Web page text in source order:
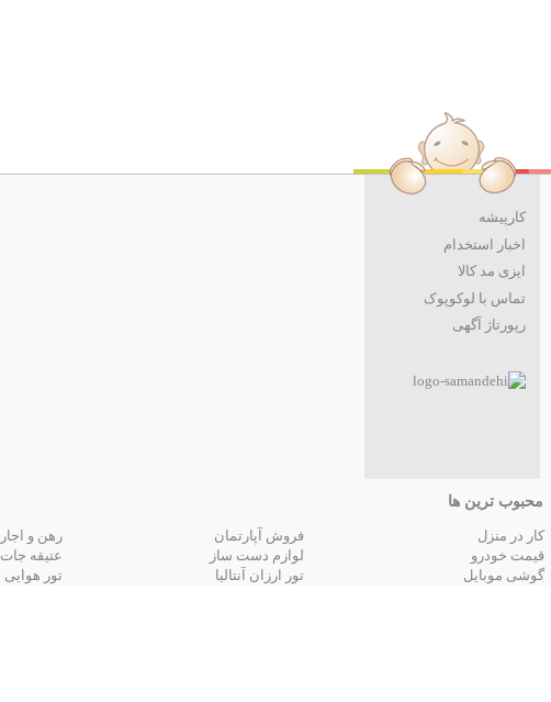
کارپیشه
اخبار استخدام
ایزی مد کالا
تماس با لوکوپوک
رپورتاژ آگهی
محبوب ترین ها
کار در منزل فروش آپارتمان
رهن و
قیمت خودرو
لوازم دست ساز
عتیقه جات
گوشی موبایل
تور ارزان آنتالیا
تور